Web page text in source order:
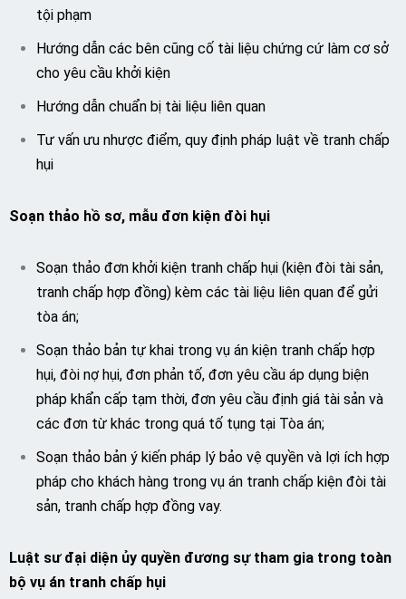
tội phạm
Hướng dẫn các bên cũng cố tài liệu chứng cứ làm cơ sở
cho yêu cầu khởi kiện
Hướng dẫn chuẩn bị tài liệu liên quan
Tư vấn ưu nhược điểm, quy định pháp luật về tranh chấp
hụi
Soạn thảo hồ sơ, mẫu đơn kiện đòi hụi
Soạn thảo đơn khởi kiện tranh chấp hụi (kiện đòi tài sản,
tranh chấp hợp đồng) kèm các tài liệu liên quan để gửi
tòa án;
Soạn thảo bản tự khai trong vụ án kiện tranh chấp hợp
hụi, đòi nợ hụi, đơn phản tố, đơn yêu cầu áp dụng biện
pháp khẩn cấp tạm thời, đơn yêu cầu định giá tài sản và
các đơn từ khác trong quá tố tụng tại Tòa án;
Soạn thảo bản ý kiến pháp lý bảo vệ quyền và lợi ích hợp
pháp cho khách hàng trong vụ án tranh chấp kiện đòi tài
sản, tranh chấp hợp đồng vay.
Luật sư đại diện ủy quyền đương sự tham gia trong toàn
bộ vụ án tranh chấp hụi